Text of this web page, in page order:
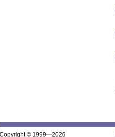
Copyright © 1999—2026